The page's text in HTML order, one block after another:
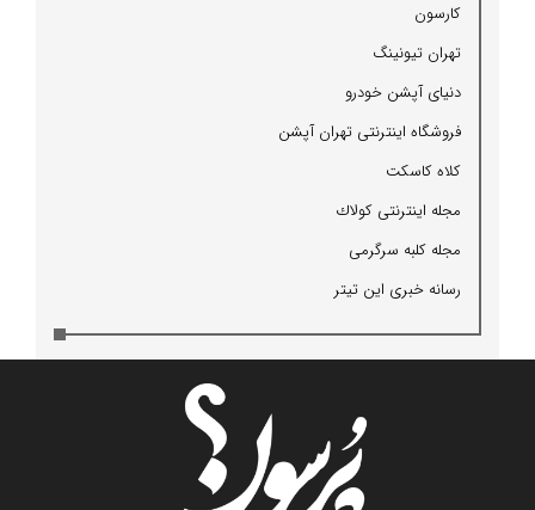
كارسون
تهران تیونینگ
دنیای آپشن خودرو
فروشگاه اینترنتی تهران آپشن
كلاه كاسكت
مجله اینترنتی كولاك
مجله كلبه سرگرمی
رسانه خبری این تیتر